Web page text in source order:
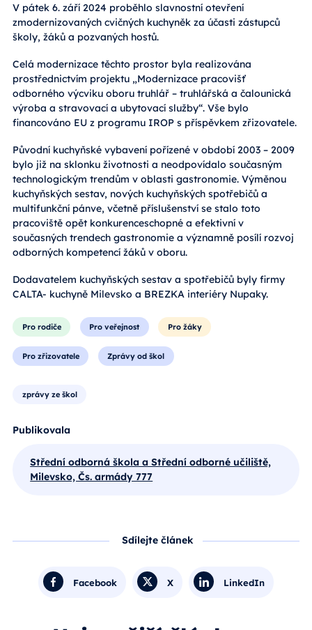
V pátek 6. září 2024 proběhlo slavnostní otevření
zmodernizovaných cvičných kuchyněk za účasti zástupců
školy, žáků a pozvaných hostů.
Celá modernizace těchto prostor byla realizována
prostřednictvím projektu „Modernizace pracovišť
odborného výcviku oboru truhlář – truhlářská a čalounická
výroba a stravovací a ubytovací služby“. Vše bylo
financováno EU z programu IROP s příspěvkem zřizovatele.
Původní kuchyňské vybavení pořízené v období 2003 – 2009
bylo již na sklonku životnosti a neodpovídalo současným
technologickým trendům v oblasti gastronomie. Výměnou
kuchyňských sestav, nových kuchyňských spotřebičů a
multifunkční pánve, včetně příslušenství se stalo toto
pracoviště opět konkurenceschopné a efektivní v
současných trendech gastronomie a významně posílí rozvoj
odborných kompetencí žáků v oboru.
Dodavatelem kuchyňských sestav a spotřebičů byly firmy
CALTA- kuchyně Milevsko a BREZKA interiéry Nupaky.
Pro rodiče Pro veřejnost Pro žáky
Pro zřizovatele Zprávy od škol
zprávy ze škol
Publikovala
Střední odborná škola a Střední odborné učiliště,
Milevsko, Čs. armády 777
Sdílejte článek
Facebook X LinkedIn